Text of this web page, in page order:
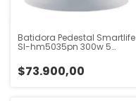
Batidora Pedestal Smartlife
Sl-hm5035pn 300w 5
$73.900,00